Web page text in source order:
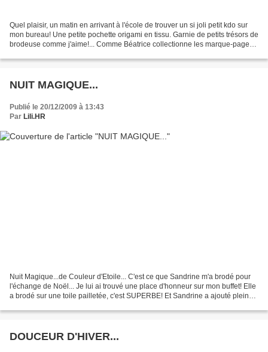
Quel plaisir, un matin en arrivant à l'école de trouver un si joli petit kdo sur
mon bureau! Une petite pochette origami en tissu. Garnie de petits trésors de
brodeuse comme j'aime!... Comme Béatrice collectionne les marque-pages,
NUIT MAGIQUE...
Publié le 20/12/2009 à 13:43
Par Lili.HR
Nuit Magique...de Couleur d'Etoile... C'est ce que Sandrine m'a brodé pour
l'échange de Noël... Je lui ai trouvé une place d'honneur sur mon buffet! Elle
a brodé sur une toile pailletée, c'est SUPERBE! Et Sandrine a ajouté plein
DOUCEUR D'HIVER...